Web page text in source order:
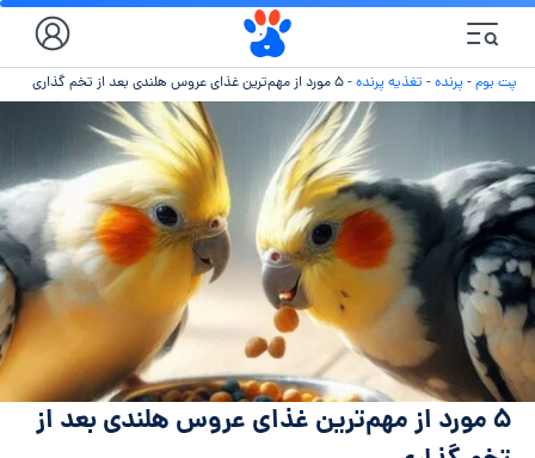
پت بوم- پرنده- تغذیه پرنده-۵ مورد از مهم‌ترین غذای عروس هلندی بعد از تخم گذاری
۵ مورد از مهم‌ترین غذای عروس هلندی بعد از